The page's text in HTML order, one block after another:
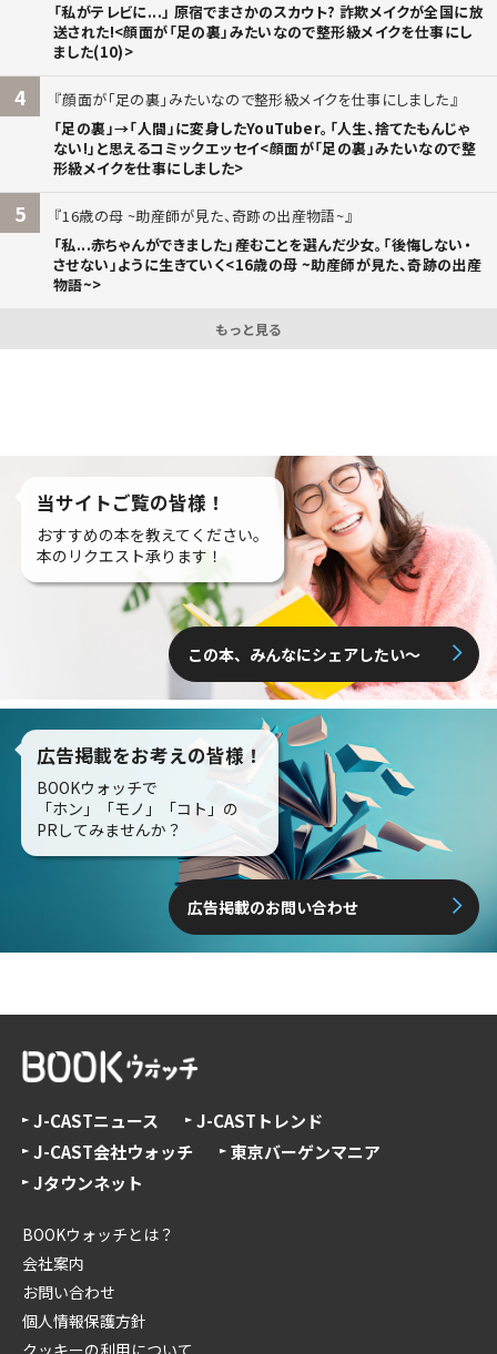
「私がテレビに...」 原宿でまさかのスカウト? 詐欺メイクが全国に放
送された!<顔面が「足の裏」みたいなので整形級メイクを仕事にし
ました(10)>
4
顔面が「足の裏」みたいなので整形級メイクを仕事にしました
「足の裏」→「人間」に変身したYouTuber。「人生、捨てたもんじゃ
ない!」と思えるコミックエッセイ<顔面が「足の裏」みたいなので整
形級メイクを仕事にしました>
5
16歳の母 ~助産師が見た、奇跡の出産物語~
「私...赤ちゃんができました」――産むことを選んだ少女。「後悔しない・
させない」ように生きていく<16歳の母 ~助産師が見た、奇跡の出産
物語~>
もっと見る
当サイトご覧の皆様！
おすすめの本を教えてください。
本のリクエスト承ります！
この本、みんなにシェアしたい〜
広告掲載をお考えの皆様！
BOOKウォッチで
「ホン」「モノ」「コト」の
PRしてみませんか？
広告掲載のお問い合わせ
J-CASTニュース
J-CASTトレンド
J-CAST会社ウォッチ
東京バーゲンマニア
Jタウンネット
BOOKウォッチとは？
会社案内
お問い合わせ
個人情報保護方針